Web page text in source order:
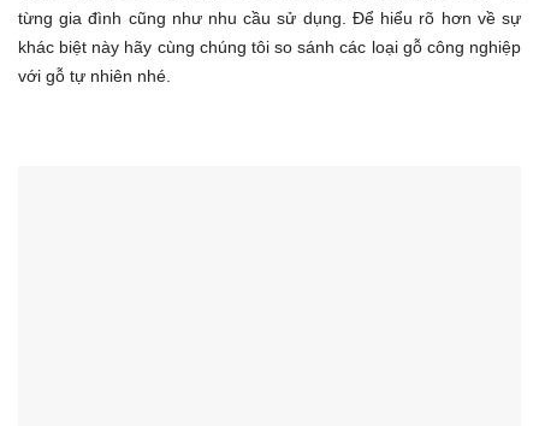
từng gia đình cũng như nhu cầu sử dụng. Để hiểu rõ hơn về sự
khác biệt này hãy cùng chúng tôi so sánh các loại gỗ công nghiệp
với gỗ tự nhiên nhé.